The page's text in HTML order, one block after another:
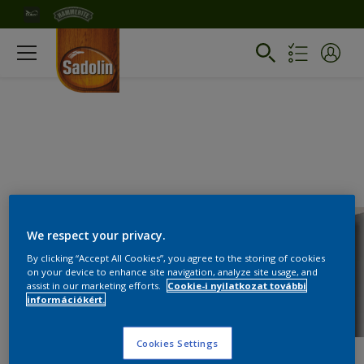
We respect your privacy.
By clicking “Accept All Cookies”, you agree to the storing of cookies
on your device to enhance site navigation, analyze site usage, and
assist in our marketing efforts.
Cookie-i nyilatkozat további
információkért.
Cookies Settings